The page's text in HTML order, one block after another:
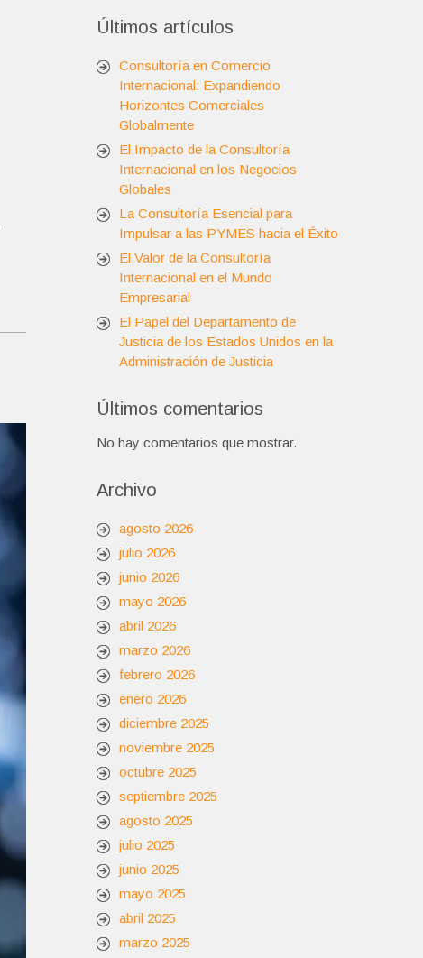
Últimos artículos
Consultoría en Comercio
Internacional: Expandiendo
Horizontes Comerciales
Globalmente
El Impacto de la Consultoría
Internacional en los Negocios
Globales
La Consultoría Esencial para
Impulsar a las PYMES hacia el Éxito
El Valor de la Consultoría
Internacional en el Mundo
Empresarial
El Papel del Departamento de
Justicia de los Estados Unidos en la
Administración de Justicia
Últimos comentarios
No hay comentarios que mostrar.
Archivo
agosto 2026
julio 2026
junio 2026
mayo 2026
abril 2026
marzo 2026
febrero 2026
enero 2026
diciembre 2025
noviembre 2025
octubre 2025
septiembre 2025
agosto 2025
julio 2025
junio 2025
mayo 2025
abril 2025
marzo 2025